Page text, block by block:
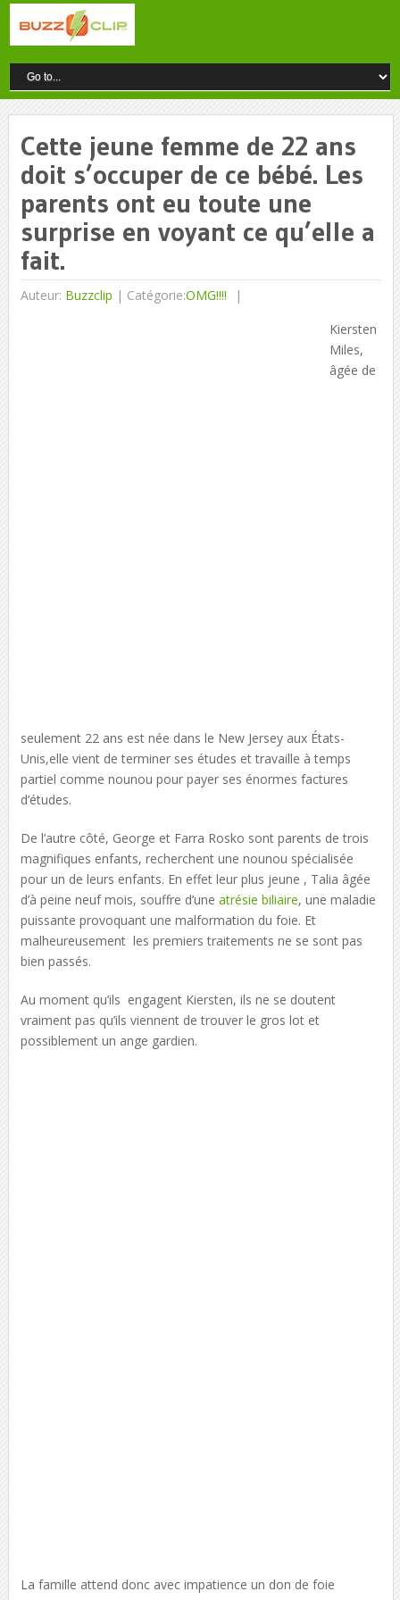
Cette jeune femme de 22 ans
doit s’occuper de ce bébé. Les
parents ont eu toute une
surprise en voyant ce qu’elle a
fait.
Auteur: Buzzclip | Catégorie:OMG!!!!
Kiersten
Miles,
âgée de
seulement 22 ans est née dans le New Jersey aux États-
Unis,elle vient de terminer ses études et travaille à temps
partiel comme nounou pour payer ses énormes factures
d’études.
De l’autre côté, George et Farra Rosko sont parents de trois
magnifiques enfants, recherchent une nounou spécialisée
pour un de leurs enfants. En effet leur plus jeune , Talia âgée
d’à peine neuf mois, souffre d’une atrésie biliaire, une maladie
puissante provoquant une malformation du foie. Et
malheureusement les premiers traitements ne se sont pas
bien passés.
Au moment qu’ils engagent Kiersten, ils ne se doutent
vraiment pas qu’ils viennent de trouver le gros lot et
possiblement un ange gardien.
La famille attend donc avec impatience un don de foie